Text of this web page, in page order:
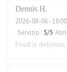
Dennis H
2026-08-06-
Servizio : 5/5
Food is